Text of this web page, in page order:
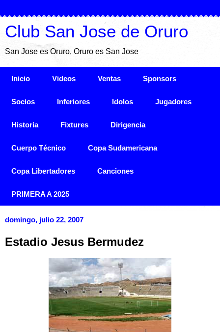
Club San Jose de Oruro
San Jose es Oruro, Oruro es San Jose
Inicio Videos Ventas Sponsors
Socios Inferiores Idolos Jugadores
Historia Fixtures Dirigencia
Cuerpo Técnico Copa Sudamericana
Copa Libertadores Canciones
PRIMERA A 2025
domingo, julio 22, 2007
Estadio Jesus Bermudez